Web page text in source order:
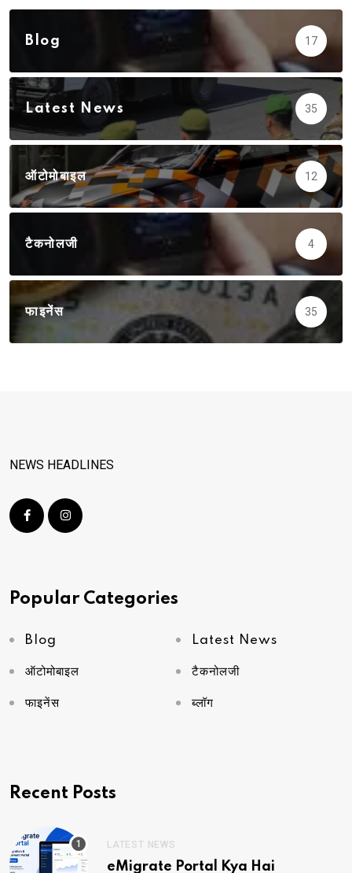
Blog 17
Latest News 35
ऑटोमोबाइल 12
टैकनोलजी 4
फाइनेंस 35
NEWS HEADLINES
Popular Categories
Blog Latest News
ऑटोमोबाइल टैकनोलजी
फाइनेंस ब्लॉग
Recent Posts
LATEST NEWS
eMigrate Portal Kya Hai